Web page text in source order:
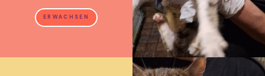
ERWACHSEN